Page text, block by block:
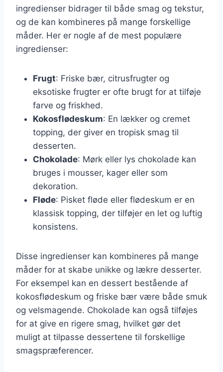
ingredienser bidrager til både smag og tekstur,
og de kan kombineres på mange forskellige
måder. Her er nogle af de mest populære
ingredienser:
Frugt: Friske bær, citrusfrugter og
eksotiske frugter er ofte brugt for at tilføje
farve og friskhed.
Kokosflødeskum: En lækker og cremet
topping, der giver en tropisk smag til
desserten.
Chokolade: Mørk eller lys chokolade kan
bruges i mousser, kager eller som
dekoration.
Fløde: Pisket fløde eller flødeskum er en
klassisk topping, der tilføjer en let og luftig
konsistens.
Disse ingredienser kan kombineres på mange
måder for at skabe unikke og lækre desserter.
For eksempel kan en dessert bestående af
kokosflødeskum og friske bær være både smuk
og velsmagende. Chokolade kan også tilføjes
for at give en rigere smag, hvilket gør det
muligt at tilpasse dessertene til forskellige
smagspræferencer.